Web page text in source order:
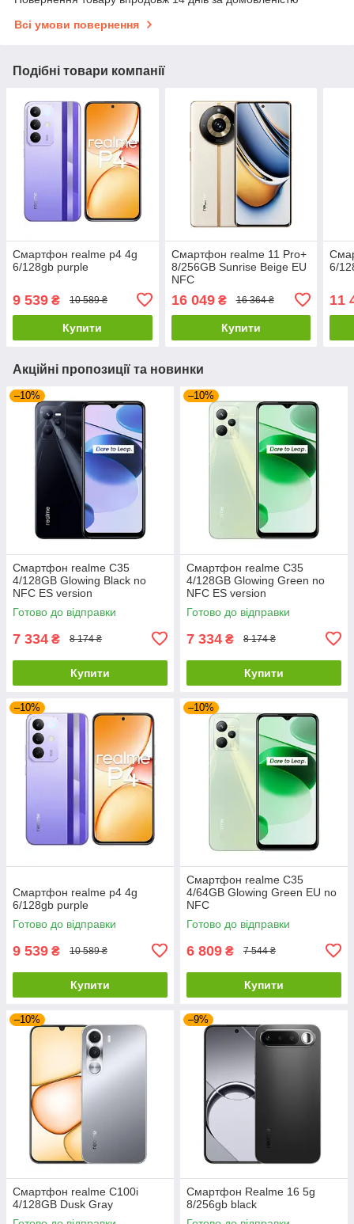
Всі умови повернення
Подібні товари компанії
Смартфон realme p4 4g
6/128gb purple
9 539 ₴ 10 589 ₴
Купити
Смартфон realme 11 Pro+
8/256GB Sunrise Beige EU
NFC
16 049₴ 16 364 ₴
Купити
6/
11
Акційні пропозиції та новинки
–10%
Смартфон realme C35
4/128GB Glowing Black no
NFC ES version
Готово до відправки
7 334 ₴ 8 174 ₴
Купити
–10%
Смартфон realme C35
4/128GB Glowing Green no
NFC ES version
Готово до відправки
7 334 ₴ 8 174 ₴
Купити
–10%
Смартфон realme p4 4g
6/128gb purple
Готово до відправки
9 539 ₴ 10 589 ₴
Купити
–10%
Смартфон realme C35
4/64GB Glowing Green EU no
NFC
Готово до відправки
6 809 ₴ 7 544 ₴
Купити
–10%
Смартфон realme C100i
4/128GB Dusk Gray
–9%
Смартфон Realme 16 5g
8/256gb black